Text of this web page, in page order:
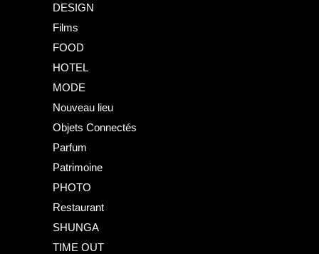
DESIGN
Films
FOOD
HOTEL
MODE
Nouveau lieu
Objets Connectés
Parfum
Patrimoine
PHOTO
Restaurant
SHUNGA
TIME OUT